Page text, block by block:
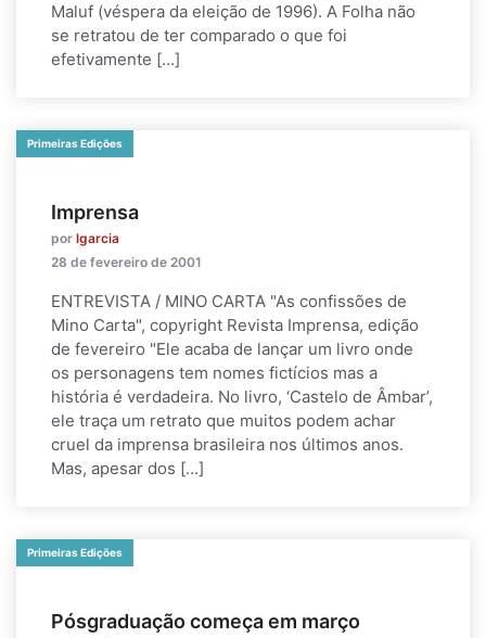
Maluf (véspera da eleição de 1996). A Folha não
se retratou de ter comparado o que foi
efetivamente […]
Primeiras Edições
Imprensa
por lgarcia
28 de fevereiro de 2001
ENTREVISTA / MINO CARTA "As confissões de
Mino Carta", copyright Revista Imprensa, edição
de fevereiro "Ele acaba de lançar um livro onde
os personagens tem nomes fictícios mas a
história é verdadeira. No livro, ‘Castelo de Âmbar’,
ele traça um retrato que muitos podem achar
cruel da imprensa brasileira nos últimos anos.
Mas, apesar dos […]
Primeiras Edições
Pósgraduação começa em março